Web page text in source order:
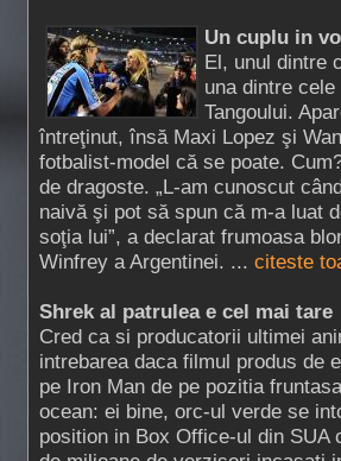
Un cuplu in
El, unul dintre
una dintre
Tangoului.
întreţinut, însă Maxi Lopez şi
fotbalist-model că se poate.
de dragoste. „L-am cunoscut
naivă şi pot să spun că m-a luat
soţia lui”, a declarat frumoasa
Winfrey a Argentinei. ... citeste
Shrek al patrulea e cel mai tare
Cred ca si producatorii ultimei
intrebarea daca filmul produs de
pe Iron Man de pe pozitia
ocean: ei bine, orc-ul verde se
position in Box Office-ul din